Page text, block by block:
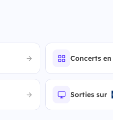
Concerts en
Sorties sur